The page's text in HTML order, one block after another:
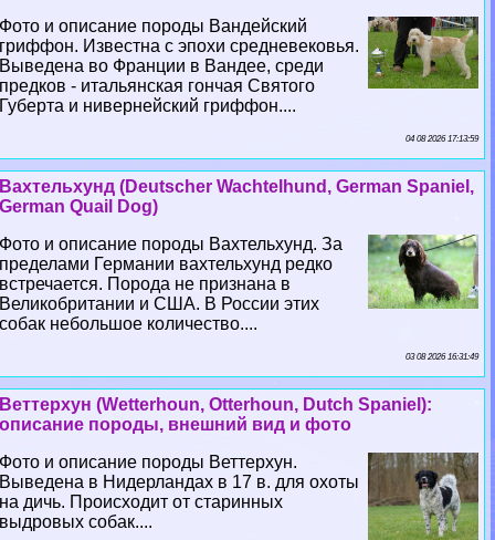
Фото и описание породы Вандейский
гриффон. Известна с эпохи средневековья.
Выведена во Франции в Вандее, среди
предков - итальянская гончая Святого
Губерта и нивернейский гриффон....
04 08 2026 17:13:59
Вахтельхунд (Deutscher Wachtelhund, German Spaniel,
German Quail Dog)
Фото и описание породы Вахтельхунд. За
пределами Германии вахтельхунд редко
встречается. Порода не признана в
Великобритании и США. В России этих
собак небольшое количество....
03 08 2026 16:31:49
Веттерхун (Wetterhoun, Otterhoun, Dutch Spaniel):
описание породы, внешний вид и фото
Фото и описание породы Веттерхун.
Выведена в Нидерландах в 17 в. для охоты
на дичь. Происходит от старинных
выдровых собак....